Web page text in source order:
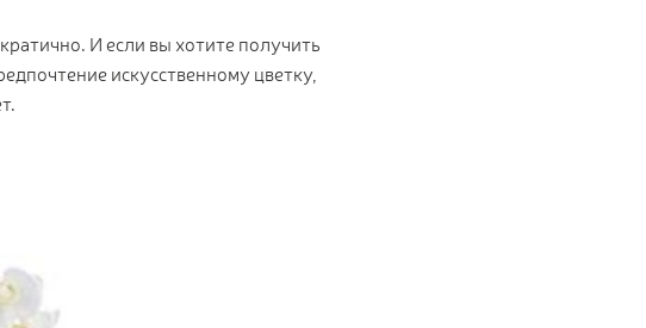
И если вы хотите получить
искусственному цветку,